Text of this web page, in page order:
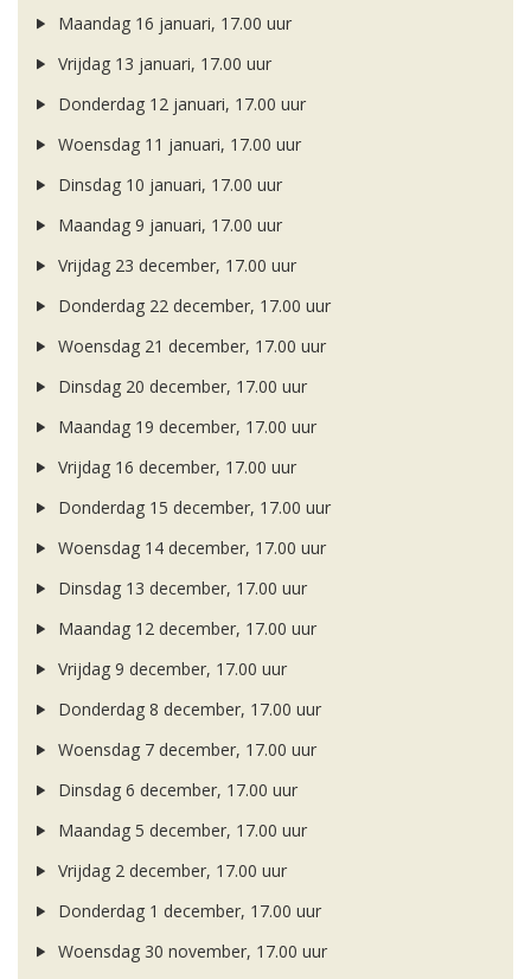
Maandag 16 januari, 17.00 uur
Vrijdag 13 januari, 17.00 uur
Donderdag 12 januari, 17.00 uur
Woensdag 11 januari, 17.00 uur
Dinsdag 10 januari, 17.00 uur
Maandag 9 januari, 17.00 uur
Vrijdag 23 december, 17.00 uur
Donderdag 22 december, 17.00 uur
Woensdag 21 december, 17.00 uur
Dinsdag 20 december, 17.00 uur
Maandag 19 december, 17.00 uur
Vrijdag 16 december, 17.00 uur
Donderdag 15 december, 17.00 uur
Woensdag 14 december, 17.00 uur
Dinsdag 13 december, 17.00 uur
Maandag 12 december, 17.00 uur
Vrijdag 9 december, 17.00 uur
Donderdag 8 december, 17.00 uur
Woensdag 7 december, 17.00 uur
Dinsdag 6 december, 17.00 uur
Maandag 5 december, 17.00 uur
Vrijdag 2 december, 17.00 uur
Donderdag 1 december, 17.00 uur
Woensdag 30 november, 17.00 uur